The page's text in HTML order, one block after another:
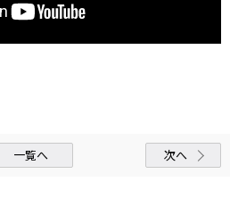
一覧へ 次へ